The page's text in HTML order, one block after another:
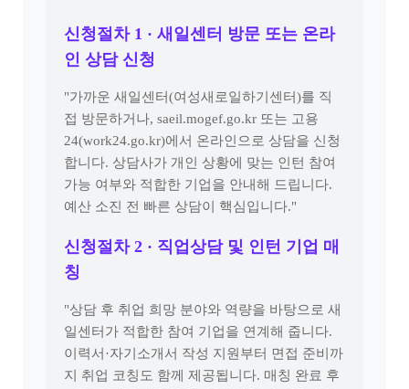
신청절차 1 · 새일센터 방문 또는 온라
인 상담 신청
"가까운 새일센터(여성새로일하기센터)를 직
접 방문하거나, saeil.mogef.go.kr 또는 고용
24(work24.go.kr)에서 온라인으로 상담을 신청
합니다. 상담사가 개인 상황에 맞는 인턴 참여
가능 여부와 적합한 기업을 안내해 드립니다.
예산 소진 전 빠른 상담이 핵심입니다."
신청절차 2 · 직업상담 및 인턴 기업 매
칭
"상담 후 취업 희망 분야와 역량을 바탕으로 새
일센터가 적합한 참여 기업을 연계해 줍니다.
이력서·자기소개서 작성 지원부터 면접 준비까
지 취업 코칭도 함께 제공됩니다. 매칭 완료 후